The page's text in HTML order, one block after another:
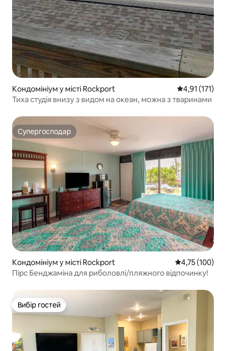
Кондомініум у місті Rockport Середня
4,91 (171)
Тиха студія внизу з видом на океан, можна з тваринами
Супергосподар
Супергосподар
Кондомініум у місті Rockport Середня
4,75 (100)
Пірс Бенджаміна для риболовлі/пляжного відпочинку!
Вибір гостей
Вибір гостей